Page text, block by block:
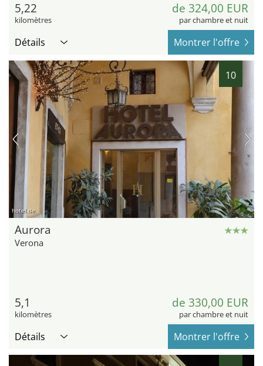
5,22
kilomètres
de 324,00 EUR
par chambre et nuit
Détails Montrer l'offre
10
hotel.de
Aurora
Verona
5,1
kilomètres
de 330,00 EUR
par chambre et nuit
Détails Montrer l'offre